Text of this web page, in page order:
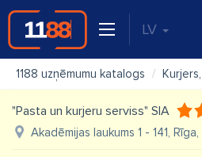
LV
1188 uzņēmumu katalogs
"Pasta un kurjeru serviss" SIA
Akadēmijas laukums 1 - 141,